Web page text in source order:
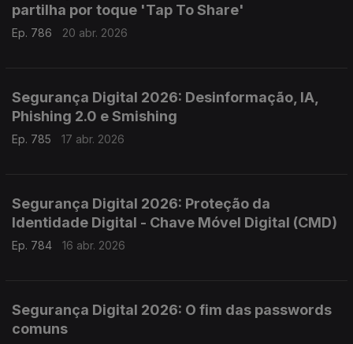
partilha por toque 'Tap To Share'
Ep. 786 20 abr. 2026
Segurança Digital 2026: Desinformação, IA,
Phishing 2.0 e Smishing
Ep. 785 17 abr. 2026
Segurança Digital 2026: Proteção da
Identidade Digital - Chave Móvel Digital (CMD)
Ep. 784 16 abr. 2026
Segurança Digital 2026: O fim das passwords
comuns